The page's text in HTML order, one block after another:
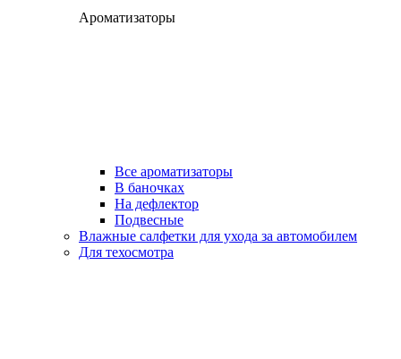
Ароматизаторы
Все ароматизаторы
В баночках
На дефлектор
Подвесные
Влажные салфетки для ухода за автомобилем
Для техосмотра